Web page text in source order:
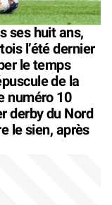
ses huit ans,
l’été dernier
le temps
de la
numéro 10
derby du Nord
le sien, après